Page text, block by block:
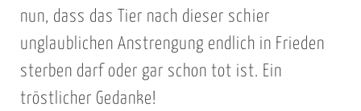
nun, dass das Tier nach dieser schier
unglaublichen Anstrengung endlich in Frieden
sterben darf oder gar schon tot ist. Ein
tröstlicher Gedanke!